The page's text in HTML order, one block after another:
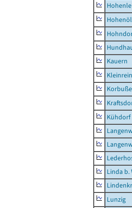
Kauern
Kühdorf
Linda b.
Lunzig